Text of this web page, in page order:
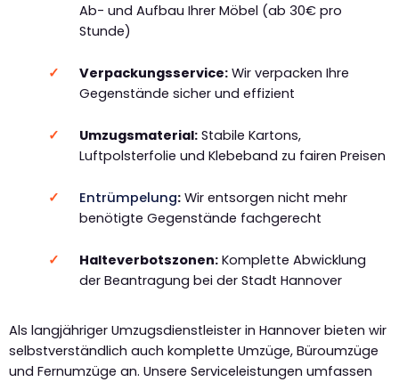
Ab- und Aufbau Ihrer Möbel (ab 30€ pro
Stunde)
Verpackungsservice:Wir verpacken Ihre
Gegenstände sicher und effizient
Umzugsmaterial:Stabile Kartons,
Luftpolsterfolie und Klebeband zu fairen Preisen
Entrümpelung:Wir entsorgen nicht mehr
benötigte Gegenstände fachgerecht
Halteverbotszonen:Komplette Abwicklung
der Beantragung bei der Stadt Hannover
Als langjähriger Umzugsdienstleister in Hannover bieten wir
selbstverständlich auch komplette Umzüge, Büroumzüge
und Fernumzüge an. Unsere Serviceleistungen umfassen